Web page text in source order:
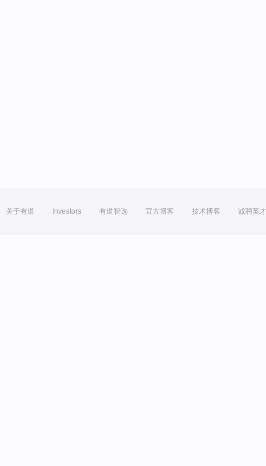
关于有道 Investors 有道智选 官方博客 技术博客 诚聘英才